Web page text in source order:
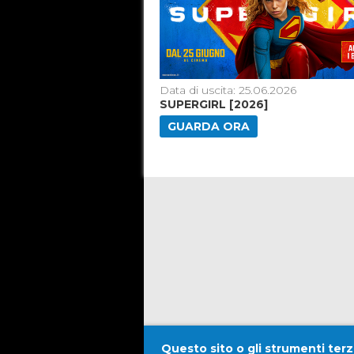
Questo sito o gli strumenti
Data di uscita: 25.06.2026
SUPERGIRL [2026]
GUARDA ORA